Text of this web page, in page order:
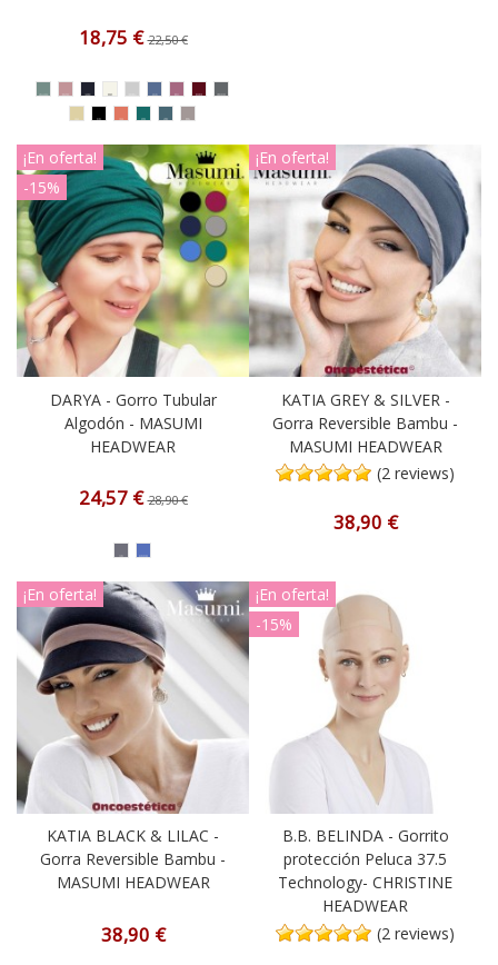
18,75 €22,50 €
¡En oferta!
-15%
DARYA - Gorro Tubular
Algodón - MASUMI
HEADWEAR
24,57 €28,90 €
¡En oferta!
KATIA GREY & SILVER -
Gorra Reversible Bambu -
MASUMI HEADWEAR
(2 reviews)
38,90 €
¡En oferta!
KATIA BLACK & LILAC -
Gorra Reversible Bambu -
MASUMI HEADWEAR
38,90 €
¡En oferta!
-15%
B.B. BELINDA - Gorrito
protección Peluca 37.5
Technology- CHRISTINE
HEADWEAR
(2 reviews)